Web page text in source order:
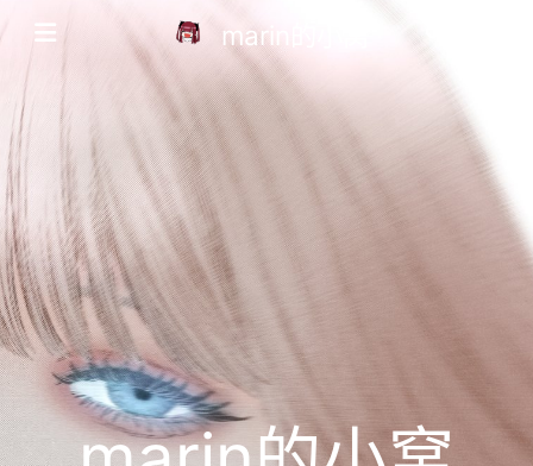
marin的小窝